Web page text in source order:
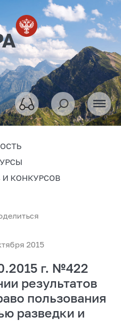
КОНКУРСОВ
2015
г. №422
результатов
пользования
разведки и